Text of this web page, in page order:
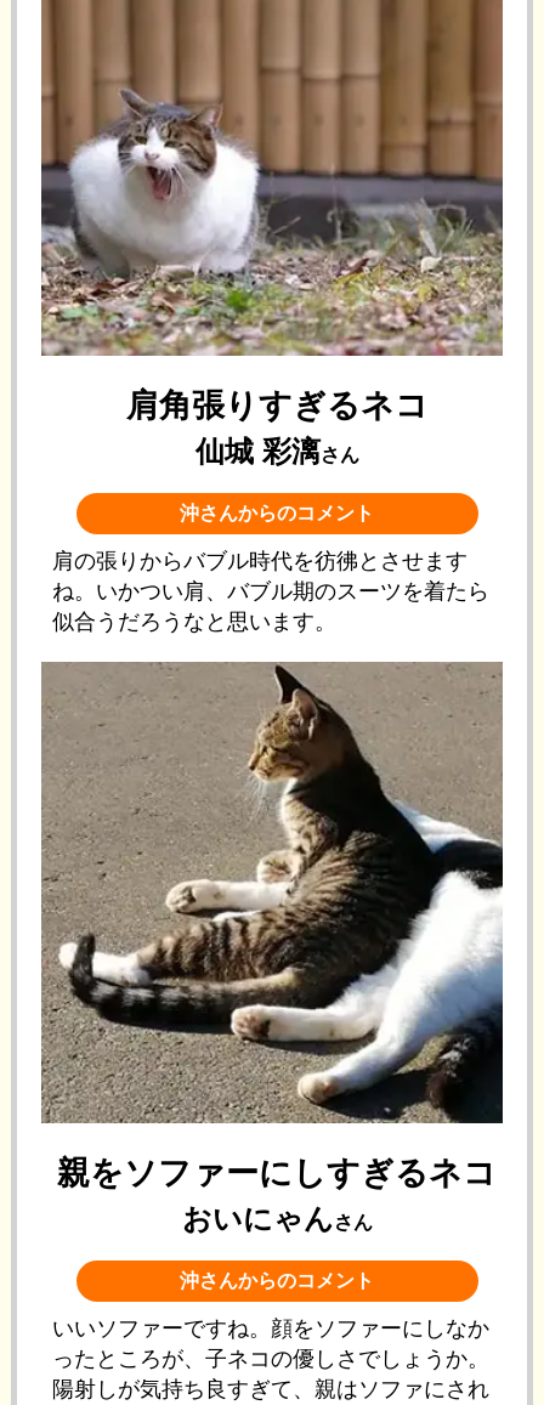
肩角張りすぎるネコ
仙城 彩漓さん
沖さんからのコメント
肩の張りからバブル時代を彷彿とさせます
ね。いかつい肩、バブル期のスーツを着たら
似合うだろうなと思います。
親をソファーにしすぎるネコ
おいにゃんさん
沖さんからのコメント
いいソファーですね。顔をソファーにしなか
ったところが、子ネコの優しさでしょうか。
陽射しが気持ち良すぎて、親はソファにされ